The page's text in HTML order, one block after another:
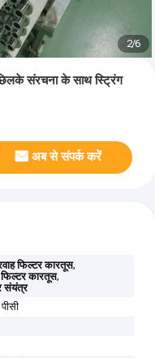
2/6
संरचना के साथ स्ट्रिंग
अब से संपर्क करें
फिल्टर कारतूस,
कारतूस,
संयंत्र